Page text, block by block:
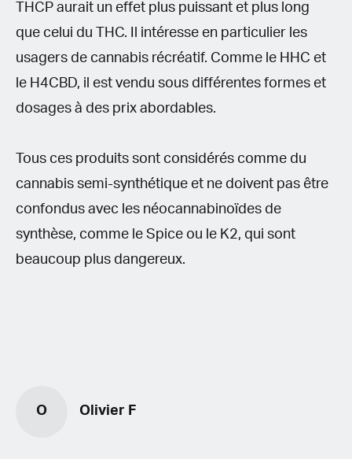
THCP aurait un effet plus puissant et plus long
que celui du THC. Il intéresse en particulier les
usagers de cannabis récréatif. Comme le HHC et
le H4CBD, il est vendu sous différentes formes et
dosages à des prix abordables.
Tous ces produits sont considérés comme du
cannabis semi-synthétique et ne doivent pas être
confondus avec les néocannabinoïdes de
synthèse, comme le Spice ou le K2, qui sont
beaucoup plus dangereux.
O Olivier F